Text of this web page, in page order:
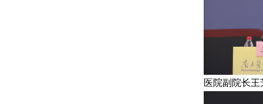
医院副院长